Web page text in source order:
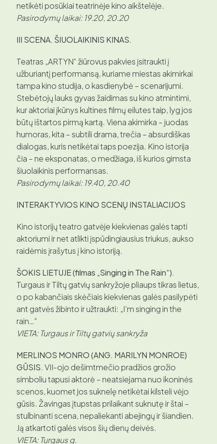
netikėti posūkiai teatrinėje kino aikštelėje.
Pasirodymų laikai: 19.20, 20.20
III SCENA. ŠIUOLAIKINIS KINAS.
Teatras „ARTYN“ žiūrovus pakvies įsitraukti į
užburiantį performansą, kuriame miestas akimirkai
tampa kino studija, o kasdienybė – scenarijumi.
Stebėtojų lauks gyvas žaidimas su kino atmintimi,
kur aktoriai įkūnys kultines filmų eilutes taip, lyg jos
būtų ištartos pirmą kartą. Viena akimirka – juodas
humoras, kita – subtili drama, trečia – absurdiškas
dialogas, kuris netikėtai taps poezija. Kino istorija
čia – ne eksponatas, o medžiaga, iš kurios gimsta
šiuolaikinis performansas.
Pasirodymų laikai: 19.40, 20.40
INTERAKTYVIOS KINO SCENŲ INSTALIACIJOS
Kino istorijų teatro gatvėje kiekvienas galės tapti
aktoriumi ir net atlikti įspūdingiausius triukus, aukso
raidėmis įrašytus į kino istoriją.
ŠOKIS LIETUJE (filmas „Singing in The Rain“).
Turgaus ir Tiltų gatvių sankryžoje pliaups tikras lietus,
o po kabančiais skėčiais kiekvienas galės pasilypėti
ant gatvės žibinto ir užtraukti: „I’m singing in the
rain…“
VIETA: Turgaus ir Tiltų gatvių sankryža
MERLINOS MONRO (ANG. MARILYN MONROE)
GŪSIS. VII-ojo dešimtmečio pradžios grožio
simboliu tapusi aktorė – neatsiejama nuo ikoninės
scenos, kuomet jos suknelę netikėtai kilsteli vėjo
gūsis. Žavingas įtupstas prilaikant suknutę ir štai –
stulbinanti scena, nepaliekanti abejingų ir šiandien.
Ją atkartoti galės visos šių dienų deivės.
VIETA: Turgaus g.